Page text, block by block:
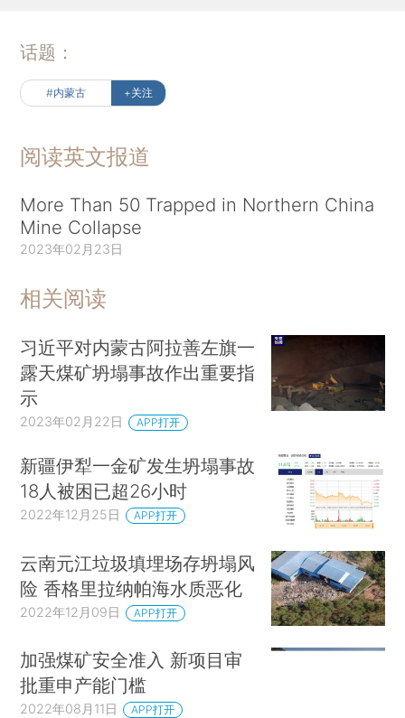
话题：
#内蒙古 +关注
阅读英文报道
More Than 50 Trapped in Northern China
Mine Collapse
2023年02月23日
相关阅读
习近平对内蒙古阿拉善左旗一
露天煤矿坍塌事故作出重要指
示
2023年02月22日 APP打开
新疆伊犁一金矿发生坍塌事故
18人被困已超26小时
2022年12月25日 APP打开
云南元江垃圾填埋场存坍塌风
险 香格里拉纳帕海水质恶化
2022年12月09日 APP打开
加强煤矿安全准入 新项目审
批重申产能门槛
2022年08月11日 APP打开